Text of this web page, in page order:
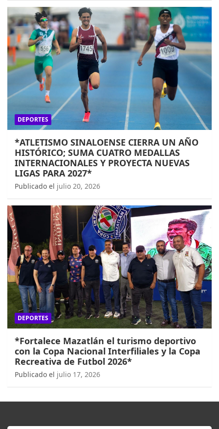
DEPORTES
*ATLETISMO SINALOENSE CIERRA UN AÑO
HISTÓRICO; SUMA CUATRO MEDALLAS
INTERNACIONALES Y PROYECTA NUEVAS
LIGAS PARA 2027*
Publicado el julio 20, 2026
DEPORTES
*Fortalece Mazatlán el turismo deportivo
con la Copa Nacional Interfiliales y la Copa
Recreativa de Futbol 2026*
Publicado el julio 17, 2026